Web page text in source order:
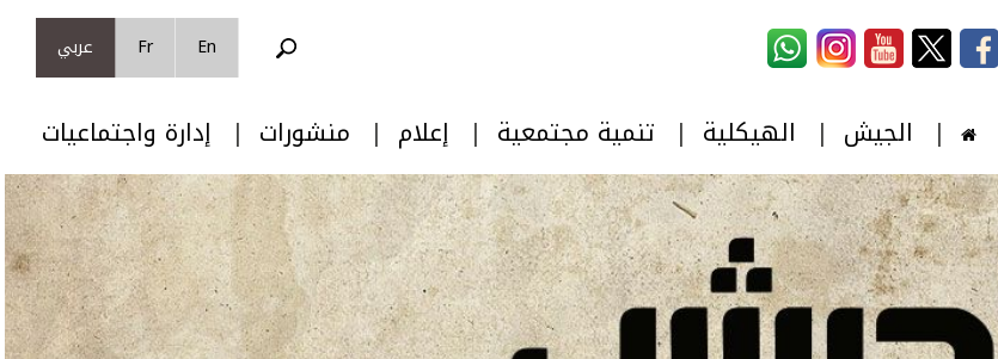
En
Fr عربي
الجيش الهيكلية تنمية مجتمعية إعلام منشورات إدارة واجتماعيات